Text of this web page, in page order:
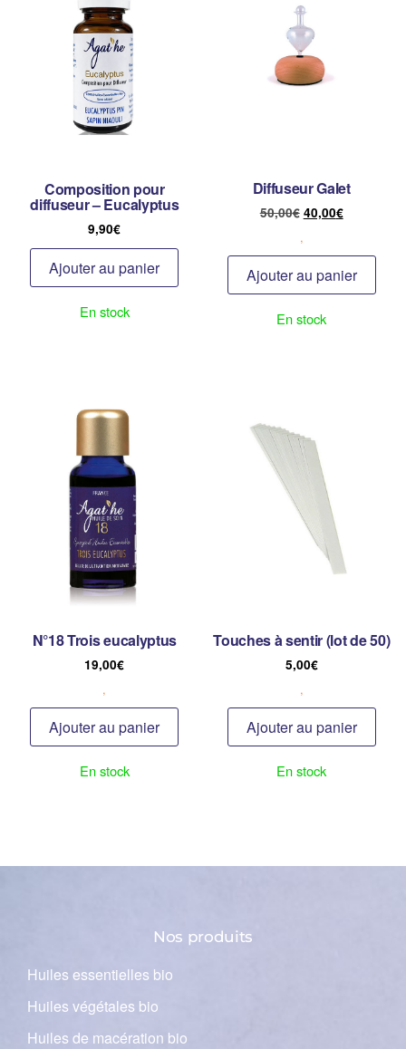
Composition pour
diffuseur – Eucalyptus
9,90€
Ajouter au panier
En stock
Diffuseur Galet
50,00€ 40,00€
,
Ajouter au panier
En stock
N°18 Trois eucalyptus
19,00€
,
Ajouter au panier
En stock
Touches à sentir (lot de 50)
5,00€
,
Ajouter au panier
En stock
Nos produits
Huiles essentielles bio
Huiles végétales bio
Huiles de macération bio